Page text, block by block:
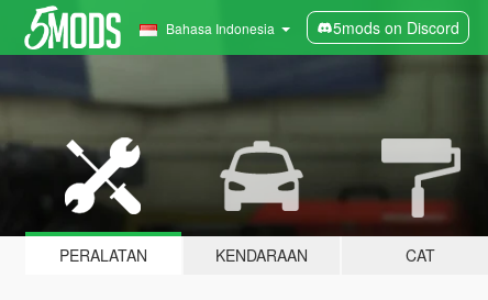
Bahasa Indonesia 5mods on Discord
PERALATAN KENDARAAN CAT